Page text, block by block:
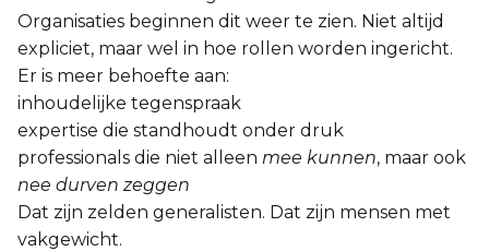
Organisaties beginnen dit weer te zien. Niet altijd
expliciet, maar wel in hoe rollen worden ingericht.
Er is meer behoefte aan:
inhoudelijke tegenspraak
expertise die standhoudt onder druk
professionals die niet alleen mee kunnen, maar ook
nee durven zeggen
Dat zijn zelden generalisten. Dat zijn mensen met
vakgewicht.